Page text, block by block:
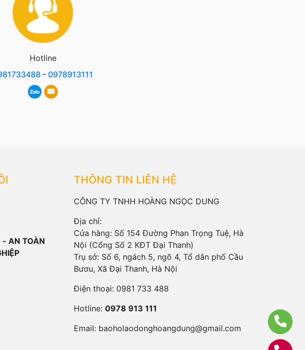
Hotline
- 0978913111
- AN TOÀN
THÔNG TIN LIÊN HỆ
CÔNG TY TNHH HOÀNG NGỌC DUNG
Địa chỉ:
Cửa hàng: Số 154 Đường Phan Trọng Tuệ, Hà
Nội (Cổng Số 2 KĐT Đại Thanh)
Trụ sở: Số 6, ngách 5, ngõ 4, Tổ dân phố Cầu
Bươu, Xã Đại Thanh, Hà Nội
Điện thoại: 0981 733 488
Hotline: 0978 913 111
Email: baoholaodonghoangdung@gmail.com